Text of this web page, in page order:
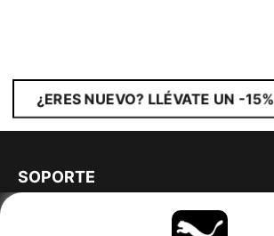
¿ERES NUEVO? LLÉVATE UN -15%
SOPORTE